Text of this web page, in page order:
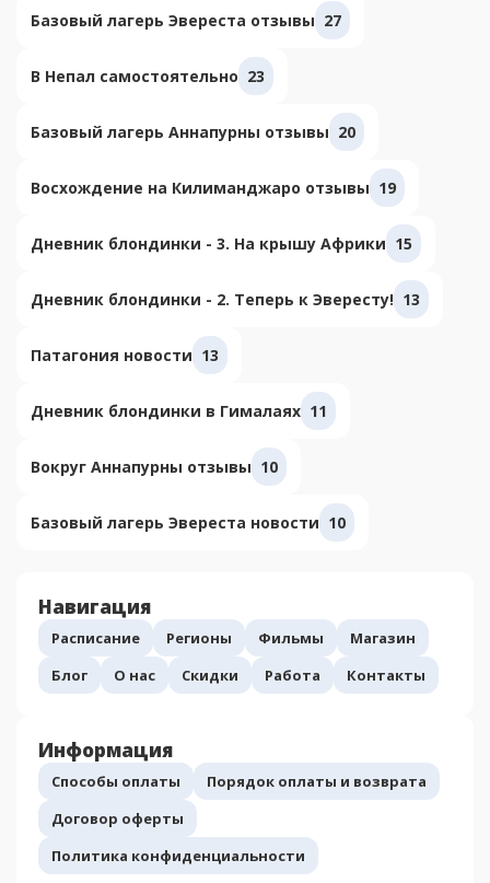
Базовый лагерь Эвереста отзывы 27
В Непал самостоятельно 23
Базовый лагерь Аннапурны отзывы 20
Восхождение на Килиманджаро отзывы 19
Дневник блондинки - 3. На крышу Африки 15
Дневник блондинки - 2. Теперь к Эвересту! 13
Патагония новости 13
Дневник блондинки в Гималаях 11
Вокруг Аннапурны отзывы 10
Базовый лагерь Эвереста новости 10
Навигация
Расписание Регионы Фильмы
Магазин
Блог
О нас Скидки Работа Контакты
Информация
Способы оплаты
Порядок оплаты и возврата
Договор оферты
Политика конфиденциальности